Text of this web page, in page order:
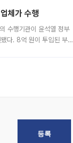
체가 수행
수행기관이 윤석열 정부
다. 8억 원이 투입된 부산